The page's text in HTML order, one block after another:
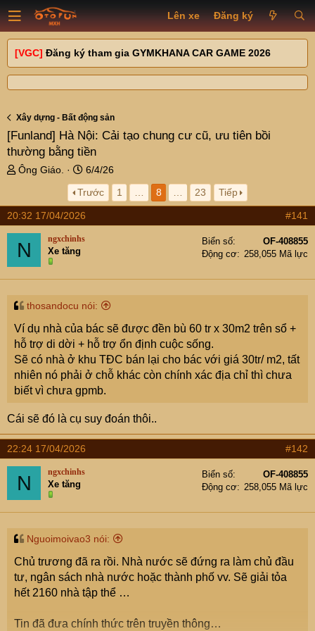
Lên xe Đăng ký
[VGC] Đăng ký tham gia GYMKHANA CAR GAME 2026
Xây dựng - Bất động sản
[Funland] Hà Nội: Cải tạo chung cư cũ, ưu tiên bồi
thường bằng tiền
T
e
a
d
s
t
r
Ông Giáo.
N
g
à
y
6/4/26
Trước
1 8 23 Tiếp
20:32 17/04/2026 #141
N ngxchinhs
Xe tăng
Biển số
OF-408855
Động cơ
258,055 Mã lực
thosandocu nói:
Ví dụ nhà của bác sẽ được đền bù 60 tr x 30m2 trên sổ +
hỗ trợ di dời + hỗ trợ ổn định cuộc sống.
Sẽ có nhà ở khu TĐC bán lại cho bác với giá 30tr/ m2, tất
nhiên nó phải ở chỗ khác còn chính xác địa chỉ thì chưa
biết vì chưa gpmb.
Cái sẽ đó là cụ suy đoán thôi..
22:24 17/04/2026 #142
N ngxchinhs
Xe tăng
Biển số
OF-408855
Động cơ
258,055 Mã lực
Nguoimoivao3 nói:
Chủ trương đã ra rồi. Nhà nước sẽ đứng ra làm chủ đầu
tư, ngân sách nhà nước hoặc thành phố vv. Sẽ giải tỏa
hết 2160 nhà tập thể …
Tin đã đưa chính thức trên truyền thông…